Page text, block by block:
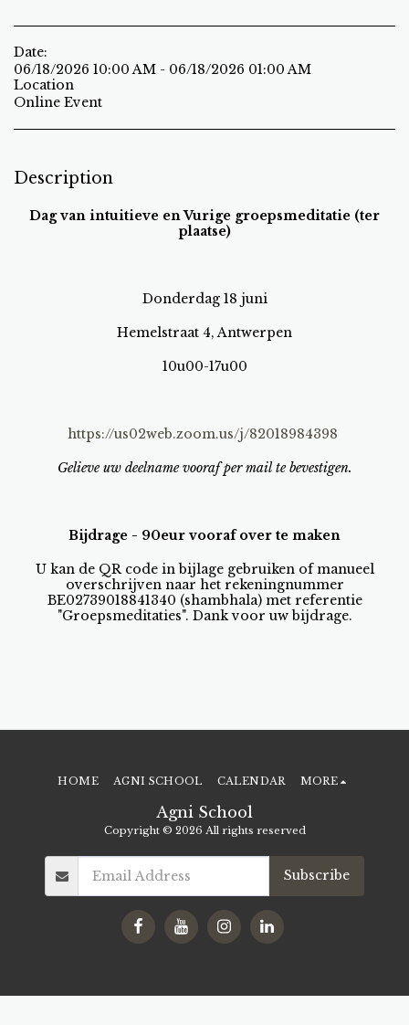
Date:
06/18/2026 10:00 AM - 06/18/2026 01:00 AM
Location
Online Event
Description
Dag van intuitieve en Vurige groepsmeditatie (ter
plaatse)
Donderdag 18 juni
Hemelstraat 4, Antwerpen
10u00-17u00
https://us02web.zoom.us/j/82018984398
Gelieve uw deelname vooraf per mail te bevestigen.
Bijdrage - 90eur vooraf over te maken
U kan de QR code in bijlage gebruiken of manueel
overschrijven naar het rekeningnummer
BE02739018841340 (shambhala) met referentie
"Groepsmeditaties". Dank voor uw bijdrage.
Agni School
Copyright © 2026 All rights reserved
HOME AGNI SCHOOL CALENDAR MORE
Subscribe